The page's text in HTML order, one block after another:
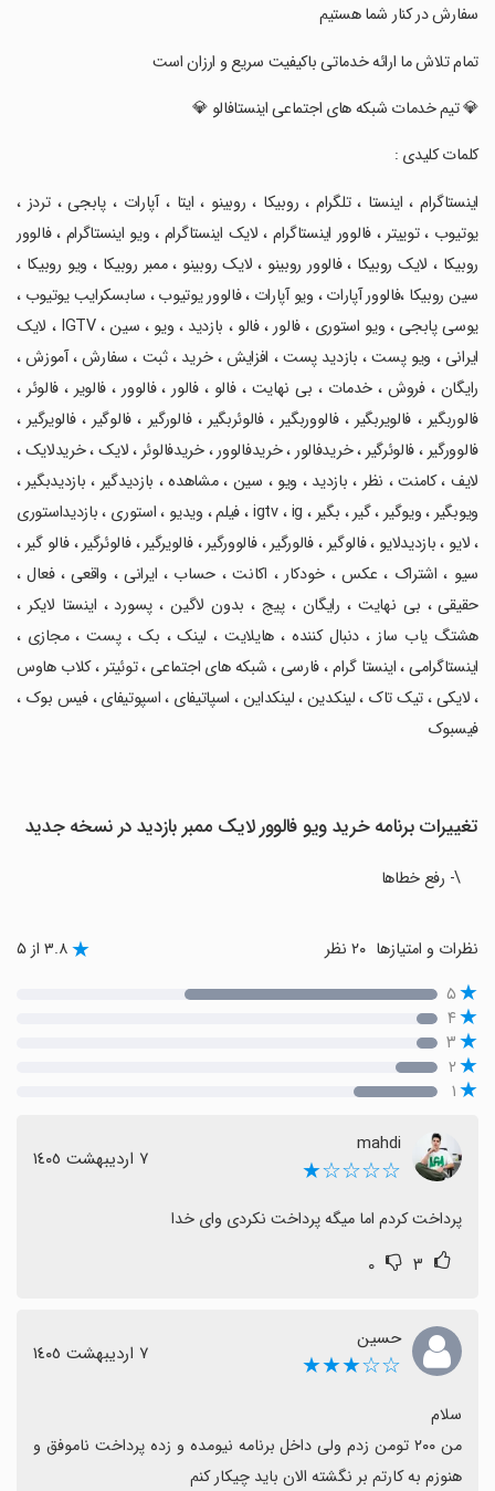
سفارش در کنار شما هستیم
‏‏‏‏تمام تلاش ما ارائه خدماتی باکیفیت سریع و ارزان است
‏‏‏💎 تیم خدمات شبکه های اجتماعی اینستافالو 💎
‏‏‏‏‏‏کلمات کلیدی :
‏اینستاگرام ، اینستا ، تلگرام ، روبیکا ، روبینو ، ایتا ، آپارات ، پابجی ، تردز ،
یوتیوب ، توییتر ، فالوور اینستاگرام ، لایک اینستاگرام ، ویو اینستاگرام ، فالوور
روبیکا ، لایک روبیکا ، فالوور روبینو ، لایک روبینو ، ممبر روبیکا ، ویو روبیکا ،
سین روبیکا ،فالوور آپارات ، ویو آپارات ، فالوور یوتیوب ، سابسکرایب یوتیوب ،
یوسی پابجی ، ویو استوری ، فالور ، فالو ، بازدید ، ویو ، سین ، IGTV ، لایک
ایرانی ، ویو پست ، بازدید پست ، ‏افزایش ، خرید ، ثبت ، سفارش ، آموزش ،
رایگان ، فروش ، خدمات ، بی نهایت ، فالو ، فالور ، فالوور ، فالویر ، فالوئر ،
فالوربگیر ، فالویربگیر ، فالووربگیر ، فالوئربگیر ، فالورگیر ، فالوگیر ، فالویرگیر ،
فالوورگیر ، فالوئرگیر ، خریدفالور ، خریدفالوور ، خریدفالوئر ، لایک ، خریدلایک ،
لایف ، کامنت ، نظر ، بازدید ، ویو ، سین ، مشاهده ، بازدیدگیر ، بازدیدبگیر ،
ویوبگیر ، ویوگیر ، گیر ، بگیر ، igtv ، ig ، فیلم ، ویدیو ، استوری ، بازدیداستوری
، لایو ، بازدیدلایو ، فالوگیر ، فالورگیر ، فالوورگیر ، فالویرگیر ، فالوئرگیر ، فالو گیر ،
سیو ، اشتراک ، عکس ، خودکار ، اکانت ، حساب ، ایرانی ، واقعی ، فعال ،
حقیقی ، بی نهایت ، رایگان ، پیج ، بدون لاگین ، پسورد ، اینستا لایکر ،
هشتگ یاب ساز ، دنبال کننده ، هایلایت ، لینک ، بک ، پست ، مجازی ،
اینستاگرامی ، اینستا گرام ، فارسی ، شبکه های اجتماعی ، توئیتر ، کلاب هاوس
، لایکی ، تیک تاک ، لینکدین ، لینکداین ، اسپاتیفای ، اسپوتیفای ، فیس بوک ،
فیسبوک
تغییرات برنامه خرید ویو فالوور لایک ممبر بازدید در نسخه جدید
\- رفع خطاها
نظرات و امتیازها ۳.۸ از ۵
۵
۴
۳
۲
۱
mahdi
☆☆☆☆★ ٧ اردیبهشت ١٤٠٥
پرداخت کردم اما میگه پرداخت نکردی وای خدا
۳ ۰
حسین
☆☆★★★ ٧ اردیبهشت ١٤٠٥
هنوزم به کارتم بر نگشته الان باید چیکار کنم